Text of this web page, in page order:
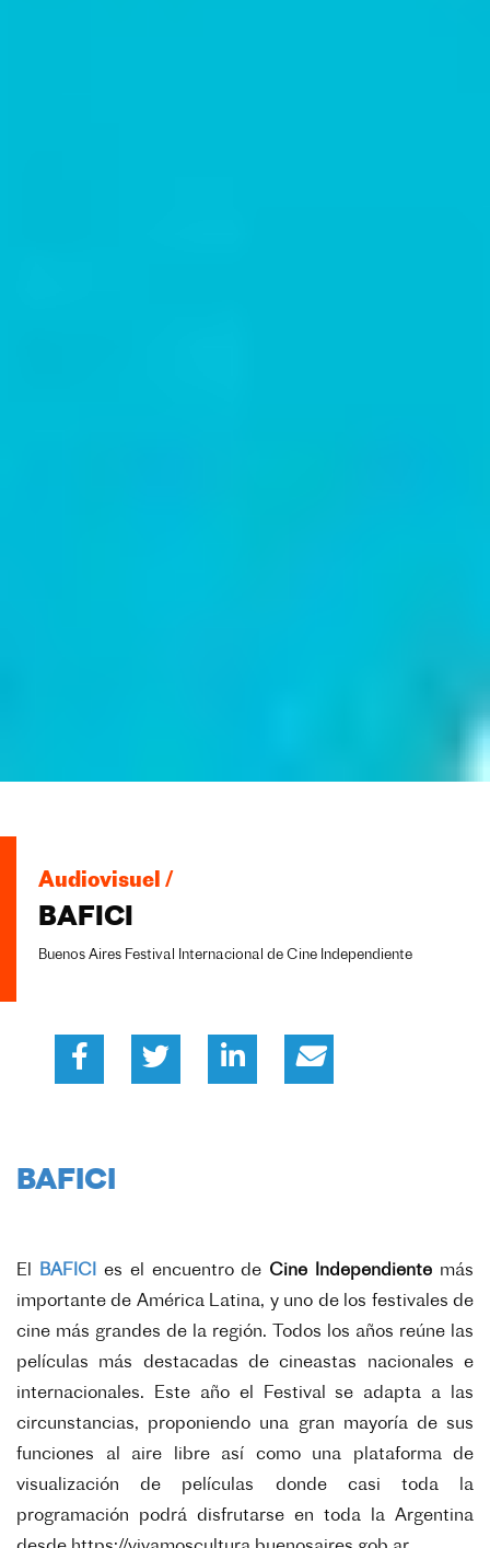
Audiovisuel /
BAFICI
Buenos Aires Festival Internacional de Cine Independiente
BAFICI
El BAFICI es el encuentro de Cine Independiente más
importante de América Latina, y uno de los festivales de
cine más grandes de la región. Todos los años reúne las
películas más destacadas de cineastas nacionales e
internacionales. Este año el Festival se adapta a las
circunstancias, proponiendo una gran mayoría de sus
funciones al aire libre así como una plataforma de
visualización de películas donde casi toda la
programación podrá disfrutarse en toda la Argentina